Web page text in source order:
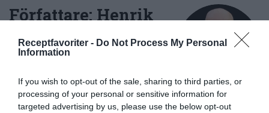
Receptfavoriter - Do Not Process My Personal
Information
If you wish to opt-out of the sale, sharing to third parties, or
processing of your personal or sensitive information for
targeted advertising by us, please use the below opt-out
Författare:Henrik
Mattsson
med en fil. kand i
Måltidsvetenskap från
restauranghögskolan i Grythyttan. På denna sida